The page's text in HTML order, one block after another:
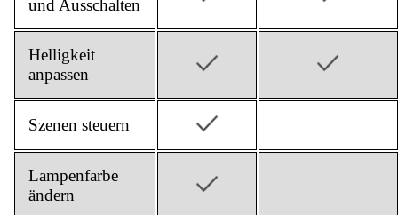
und Ausschalten
Helligkeit
anpassen
Szenen steuern
Lampenfarbe
ändern